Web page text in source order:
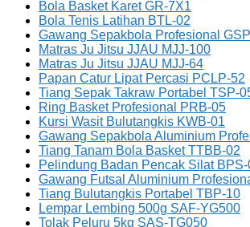
Bola Basket Karet GR-7X1
Bola Tenis Latihan BTL-02
Gawang Sepakbola Profesional
Matras Ju Jitsu JJAU MJJ-100
Matras Ju Jitsu JJAU MJJ-64
Papan Catur Lipat Percasi PCLP-52
Tiang Sepak Takraw Portabel TSP-
Ring Basket Profesional PRB-05
Kursi Wasit Bulutangkis KWB-01
Gawang Sepakbola Aluminium
Tiang Tanam Bola Basket TTBB-02
Pelindung Badan Pencak Silat BPS-
Gawang Futsal Aluminium
Tiang Bulutangkis Portabel TBP-10
Lempar Lembing 500g SAF-YG500
Tolak Peluru 5kg SAS-TG050